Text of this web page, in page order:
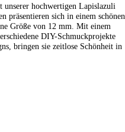
hochwertigen Lapislazuli
präsentieren sich in einem schönen
Größe von 12 mm. Mit einem
DIY-Schmuckprojekte
bringen sie zeitlose Schönheit in